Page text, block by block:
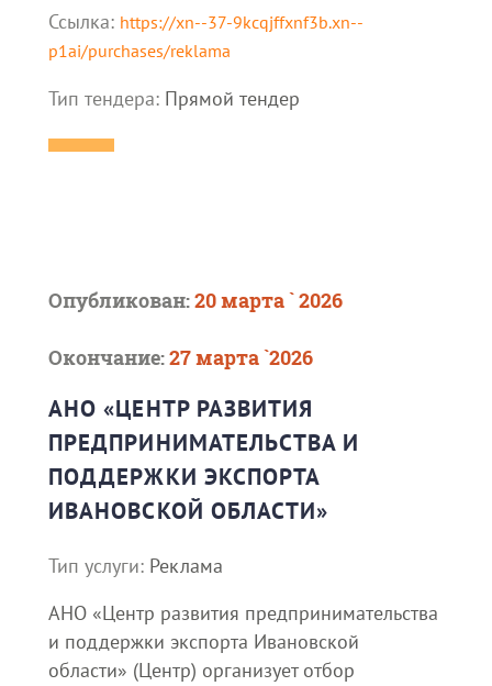
Ссылка: https://xn--37-9kcqjffxnf3b.xn--
p1ai/purchases/reklama
Тип тендера: Прямой тендер
Опубликован:20 марта ` 2026
Окончание:27 марта `2026
АНО «ЦЕНТР РАЗВИТИЯ
ПРЕДПРИНИМАТЕЛЬСТВА И
ПОДДЕРЖКИ ЭКСПОРТА
ИВАНОВСКОЙ ОБЛАСТИ»
Тип услуги: Реклама
АНО «Центр развития предпринимательства
и поддержки экспорта Ивановской
области» (Центр) организует отбор